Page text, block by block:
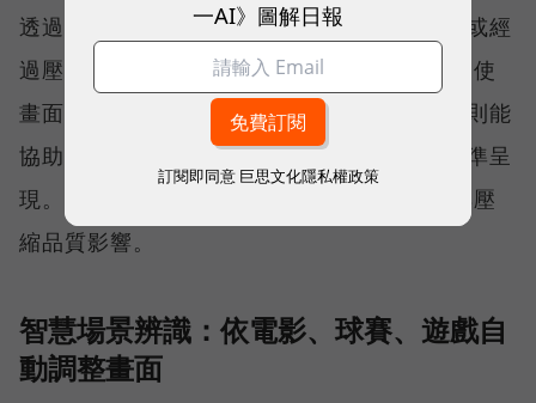
透過 AI 升頻與降噪技術，可分析解析度較低或經
過壓縮的影音內容，改善線條、紋理與雜訊，使
畫面在 4K 螢幕上呈現得更清晰。True RGB 則能
協助 AI 優化後的畫面亮度、色彩與對比度精準呈
現。不過實際效果仍會受到原始片源解析度與壓
縮品質影響。
智慧場景辨識：依電影、球賽、遊戲自
動調整畫面
一AI》圖解日報
訂閱即同意 巨思文化隱私權政策